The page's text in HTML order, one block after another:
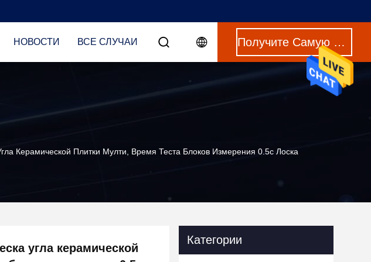
НОВОСТИ ВСЕ СЛУЧАИ Получите Самую Лучшую Цену
Керамической Плитки Мулти, Время Теста Блоков Измерения 0.5с Лоска
угла керамической
Категории